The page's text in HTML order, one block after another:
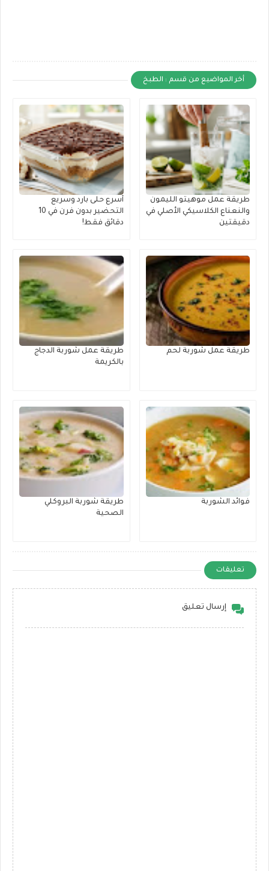
أخر المواضيع من قسم : الطبخ
طريقة عمل موهيتو الليمون
والنعناع الكلاسيكي الأصلي في
دقيقتين
أسرع حلى بارد وسريع
التحضير بدون فرن في 10
دقائق فقط!
طريقة عمل شوربة لحم
طريقة عمل شوربة الدجاج
بالكريمة
فوائد الشوربة
طريقة شوربة البروكلي
الصحية
تعليقات
إرسال تعليق